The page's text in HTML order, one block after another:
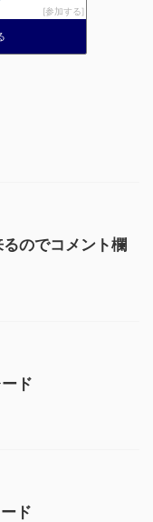
参加する
のでコメント欄
ド
ド